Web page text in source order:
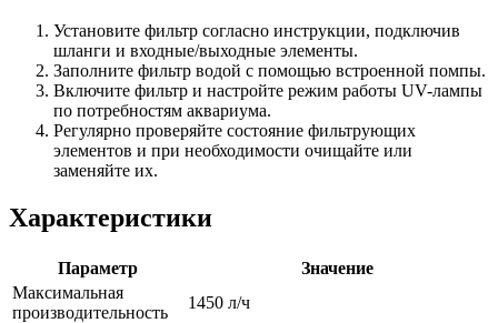
Установите фильтр согласно инструкции, подключив
шланги и входные/выходные элементы.
Заполните фильтр водой с помощью встроенной помпы.
Включите фильтр и настройте режим работы UV-лампы
по потребностям аквариума.
Регулярно проверяйте состояние фильтрующих
элементов и при необходимости очищайте или
заменяйте их.
Характеристики
Параметр
Значение
Максимальная
производительность
1450 л/ч